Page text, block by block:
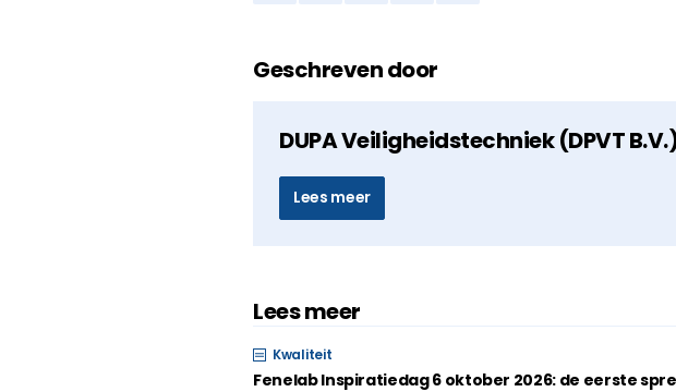
Geschreven door
DUPA Veiligheidstechniek (DPVT
Lees meer
Lees meer
Kwaliteit
Fenelab Inspiratiedag 6 oktober 2026: de eerste